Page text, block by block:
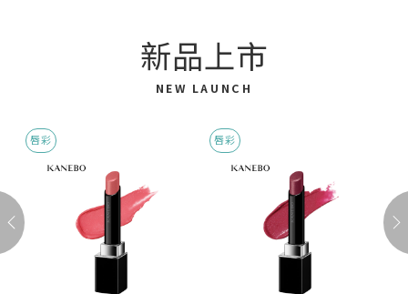
新品上市
NEW LAUNCH
唇彩 唇彩